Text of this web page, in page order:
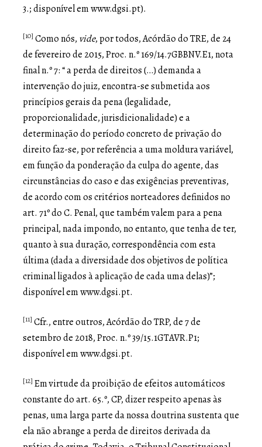
3.; disponível em www.dgsi.pt).
[10] Como nós, vide, por todos, Acórdão do TRE, de 24
de fevereiro de 2015, Proc. n.º 169/14.7GBBNV.E1, nota
final n.º 7: “ a perda de direitos (…) demanda a
intervenção do juiz, encontra-se submetida aos
princípios gerais da pena (legalidade,
proporcionalidade, jurisdicionalidade) e a
determinação do período concreto de privação do
direito faz-se, por referência a uma moldura variável,
em função da ponderação da culpa do agente, das
circunstâncias do caso e das exigências preventivas,
de acordo com os critérios norteadores definidos no
art. 71º do C. Penal, que também valem para a pena
principal, nada impondo, no entanto, que tenha de ter,
quanto à sua duração, correspondência com esta
última (dada a diversidade dos objetivos de política
criminal ligados à aplicação de cada uma delas)”;
disponível em www.dgsi.pt.
[11] Cfr., entre outros, Acórdão do TRP, de 7 de
setembro de 2018, Proc. n.º 39/15.1GTAVR.P1;
disponível em www.dgsi.pt.
[12] Em virtude da proibição de efeitos automáticos
constante do art. 65.º, CP, dizer respeito apenas às
penas, uma larga parte da nossa doutrina sustenta que
ela não abrange a perda de direitos derivada da